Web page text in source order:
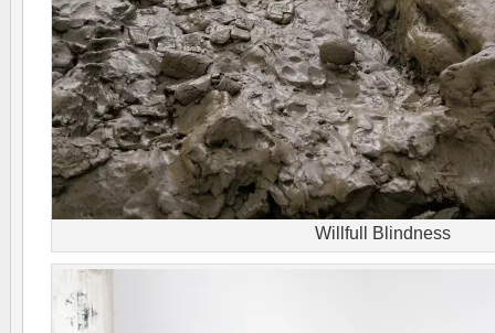
Willfull Blindness